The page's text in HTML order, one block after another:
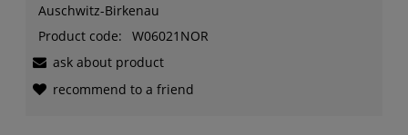
Auschwitz-Birkenau
Product code:
W06021NOR
ask about product
recommend to a friend